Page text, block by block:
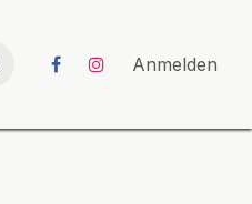
Anmelden